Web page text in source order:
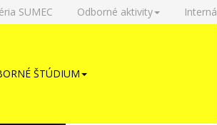
SUMEC Odborné aktivity
ŠTÚDIUM